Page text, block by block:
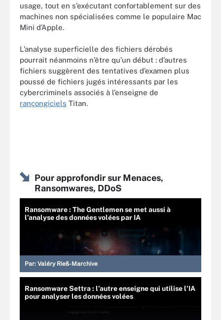
usage, tout en s’exécutant confortablement sur des
machines non spécialisées comme le populaire Mac
Mini d’Apple.
L’analyse superficielle des fichiers dérobés
pourrait néanmoins n’être qu’un début : d’autres
fichiers suggèrent des tentatives d’examen plus
poussé de fichiers jugés intéressants par les
cybercriminels associés à l’enseigne de
rançongiciels Titan.
Pour approfondir sur Menaces,
Ransomwares, DDoS
Ransomware : The Gentlemen se met aussi à
l’analyse des données volées par IA
Par: Valéry Rieß-Marchive
Ransomware Settra : l’autre enseigne qui utilise l’IA
pour analyser les données volées